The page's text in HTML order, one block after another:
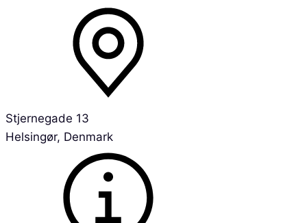
Stjernegade 13
Helsingør, Denmark